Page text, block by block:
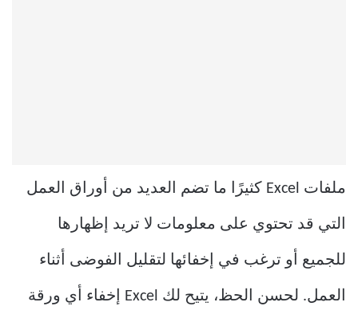
ملفات Excel كثيرًا ما تضم العديد من أوراق العمل
التي قد تحتوي على معلومات لا تريد إظهارها
للجميع أو ترغب في إخفائها لتقليل الفوضى أثناء
العمل. لحسن الحظ، يتيح لك Excel إخفاء أي ورقة